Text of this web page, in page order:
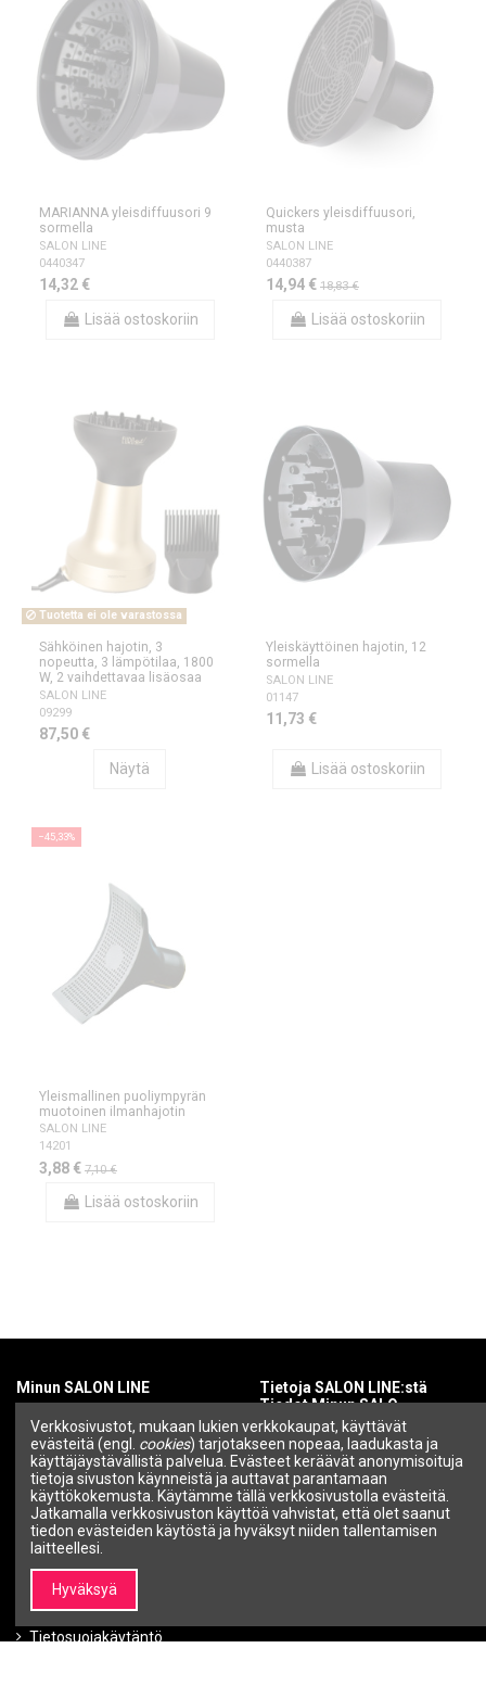
MARIANNA yleisdiffuusori 9
sormella
SALON LINE
0440347
14,32 €
Lisää ostoskoriin
Quickers yleisdiffuusori,
musta
SALON LINE
0440387
14,94 € 18,83 €
Lisää ostoskoriin
Tuotetta ei ole varastossa
Sähköinen hajotin, 3
nopeutta, 3 lämpötilaa, 1800
W, 2 vaihdettavaa lisäosaa
SALON LINE
09299
87,50 €
Näytä
Yleiskäyttöinen hajotin, 12
sormella
SALON LINE
01147
11,73 €
Lisää ostoskoriin
−45,33%
Yleismallinen puoliympyrän
muotoinen ilmanhajotin
SALON LINE
14201
3,88 € 7,10 €
Lisää ostoskoriin
Minun SALON LINE
Tilini
Tilaushistoria
Tietoja SALON LINE:stä
Tiedot Minun SALO
Tietoa SALON LINEsta
Brändit |
Ammattikosmetiikka ja
kauneusbrändit – SALON
LINE
Ota yhteyttä
Tiedot
Ehdot ja edellytykset
Tietosuojakäytäntö
Verkkosivustot, mukaan lukien verkkokaupat, käyttävät
evästeitä (engl. cookies) tarjotakseen nopeaa, laadukasta ja
käyttäjäystävällistä palvelua. Evästeet keräävät anonymisoituja
tietoja sivuston käynneistä ja auttavat parantamaan
käyttökokemusta. Käytämme tällä verkkosivustolla evästeitä.
Jatkamalla verkkosivuston käyttöä vahvistat, että olet saanut
tiedon evästeiden käytöstä ja hyväksyt niiden tallentamisen
laitteellesi.
Hyväksyä